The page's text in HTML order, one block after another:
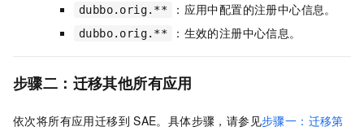
dubbo.orig.** ：应用中配置的注册中心信息。
dubbo.orig.** ：生效的注册中心信息。
步骤二：迁移其他所有应用
依次将所有应用迁移到 SAE。具体步骤，请参见步骤一：迁移第